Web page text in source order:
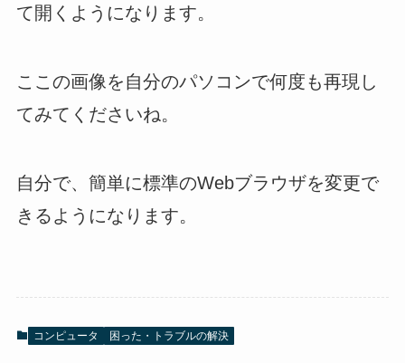
て開くようになります。
ここの画像を自分のパソコンで何度も再現し
てみてくださいね。
自分で、簡単に標準のWebブラウザを変更で
きるようになります。
コンピュータ 困った・トラブルの解決